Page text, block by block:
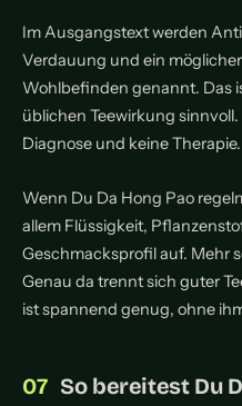
Im Ausgangstext werden
Verdauung und ein
Wohlbefinden genannt. Das
üblichen Teewirkung
Diagnose und keine Therapie.
Wenn Du Da Hong Pao
allem Flüssigkeit,
Geschmacksprofil auf. Mehr
Genau da trennt sich guter
ist spannend genug, ohne
So bereitest Du